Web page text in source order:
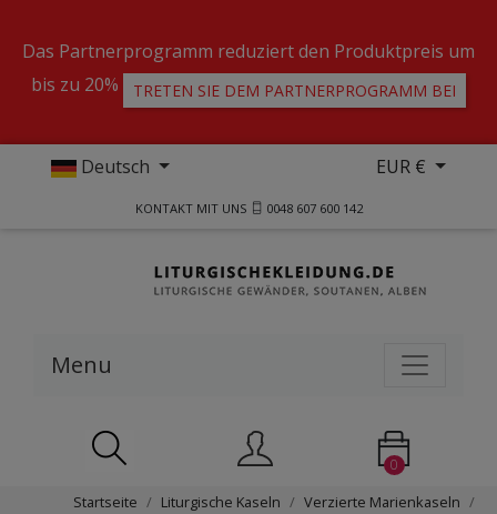
Das Partnerprogramm reduziert den Produktpreis um
bis zu 20%
TRETEN SIE DEM PARTNERPROGRAMM BEI
Deutsch EUR €
KONTAKT MIT UNS 0048 607 600 142
Menu
0
Startseite Liturgische Kaseln
Verzierte Marienkaseln